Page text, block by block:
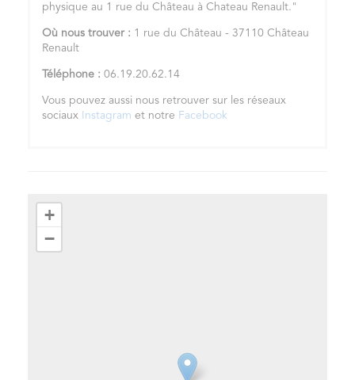
physique au 1 rue du Château à Chateau Renault."
Où nous trouver : 1 rue du Château - 37110 Château
Renault
Téléphone : 06.19.20.62.14
Vous pouvez aussi nous retrouver sur les réseaux
sociaux
Instagram et notre Facebook
+
−